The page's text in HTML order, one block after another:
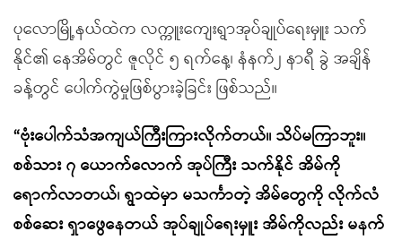
ပုလောမြို့နယ်ထဲက လက္ကူးကျေးရွာအုပ်ချုပ်ရေးမှူး သက်
နိုင်၏ နေအိမ်တွင် ဇူလိုင် ၅ ရက်နေ့၊ နံနက်၂ နာရီ ခွဲ အချိန်
ခန့်တွင် ပေါက်ကွဲမှုဖြစ်ပွားခဲ့ခြင်း ဖြစ်သည်။
“ဗုံးပေါက်သံအကျယ်ကြီးကြားလိုက်တယ်။ သိပ်မကြာဘူး။
စစ်သား ၇ ယောက်လောက် အုပ်ကြီး သက်နိုင် အိမ်ကို
ရောက်လာတယ်၊ ရွာထဲမှာ မသင်္ကာတဲ့ အိမ်တွေကို လိုက်လံ
စစ်ဆေး ရှာဖွေနေတယ် အုပ်ချုပ်ရေးမှူး အိမ်ကိုလည်း မနက်